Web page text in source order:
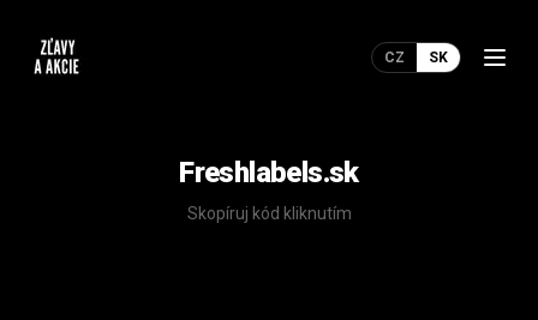
CZ SK
Freshlabels.sk
Skopíruj kód kliknutím